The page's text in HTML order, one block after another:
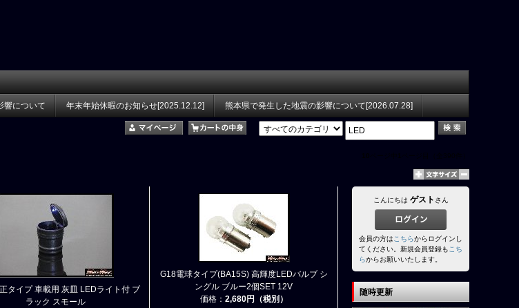
響について 年末年始休暇のお知らせ[2025.12.12] 熊本県で発生した地震の影響について[2026.07.28]
タイプ 車載用 灰皿 LEDライト付 ブ
ラック スモール
G18電球タイプ(BA15S) 高輝度LEDバルブ シ
ングル ブルー2個SET 12V
価格： 2,680円（税別）
こんにちは ゲスト さん
会員の方はこちらからログインし
てください。新規会員登録もこち
らからお願いいたします。
随時更新